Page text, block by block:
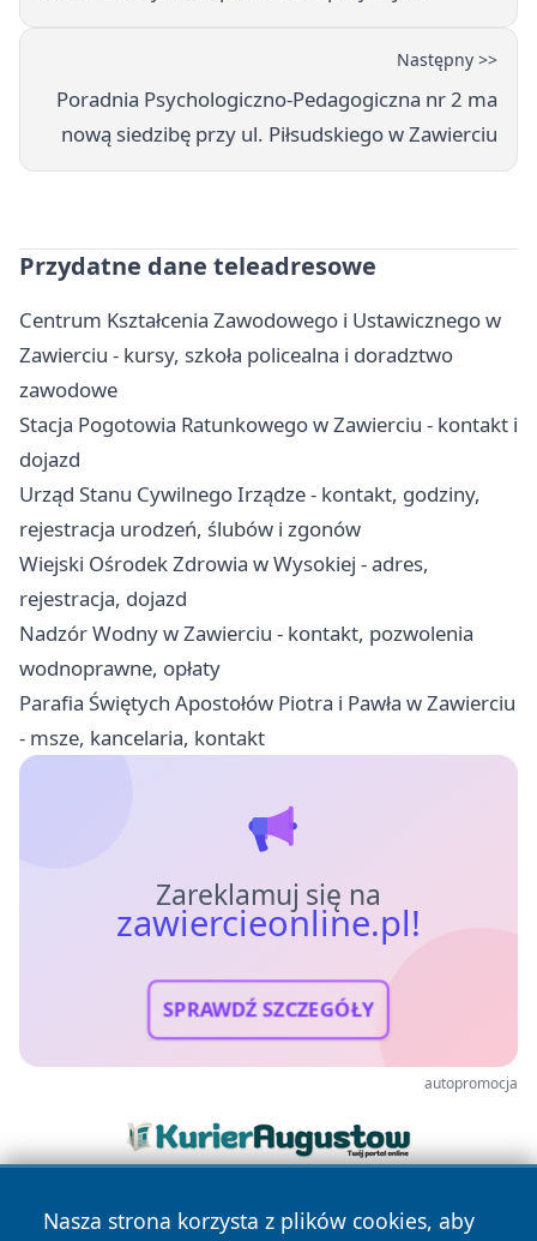
Następny >>
Poradnia Psychologiczno-Pedagogiczna nr 2 ma
nową siedzibę przy ul. Piłsudskiego w Zawierciu
Przydatne dane teleadresowe
Centrum Kształcenia Zawodowego i Ustawicznego w
Zawierciu - kursy, szkoła policealna i doradztwo
zawodowe
Stacja Pogotowia Ratunkowego w Zawierciu - kontakt i
dojazd
Urząd Stanu Cywilnego Irządze - kontakt, godziny,
rejestracja urodzeń, ślubów i zgonów
Wiejski Ośrodek Zdrowia w Wysokiej - adres,
rejestracja, dojazd
Nadzór Wodny w Zawierciu - kontakt, pozwolenia
wodnoprawne, opłaty
Parafia Świętych Apostołów Piotra i Pawła w Zawierciu
- msze, kancelaria, kontakt
Zareklamuj się na
zawiercieonline.pl!
SPRAWDŹ SZCZEGÓŁY
autopromocja
Nasza strona korzysta z plików cookies, aby